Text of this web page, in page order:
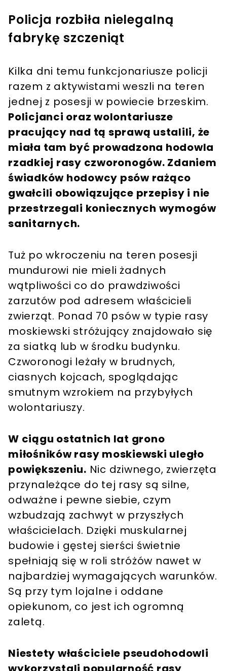
Policja rozbiła nielegalną
fabrykę szczeniąt
Kilka dni temu funkcjonariusze policji
razem z aktywistami weszli na teren
jednej z posesji w powiecie brzeskim.
Policjanci oraz wolontariusze
pracujący nad tą sprawą ustalili, że
miała tam być prowadzona hodowla
rzadkiej rasy czworonogów. Zdaniem
świadków hodowcy psów rażąco
gwałcili obowiązujące przepisy i nie
przestrzegali koniecznych wymogów
sanitarnych.
Tuż po wkroczeniu na teren posesji
mundurowi nie mieli żadnych
wątpliwości co do prawdziwości
zarzutów pod adresem właścicieli
zwierząt. Ponad 70 psów w typie rasy
moskiewski stróżujący znajdowało się
za siatką lub w środku budynku.
Czworonogi leżały w brudnych,
ciasnych kojcach, spoglądając
smutnym wzrokiem na przybyłych
wolontariuszy.
W ciągu ostatnich lat grono
miłośników rasy moskiewski uległo
powiększeniu. Nic dziwnego, zwierzęta
przynależące do tej rasy są silne,
odważne i pewne siebie, czym
wzbudzają zachwyt w przyszłych
właścicielach. Dzięki muskularnej
budowie i gęstej sierści świetnie
spełniają się w roli stróżów nawet w
najbardziej wymagających warunków.
Są przy tym lojalne i oddane
opiekunom, co jest ich ogromną
zaletą.
Niestety właściciele pseudohodowli